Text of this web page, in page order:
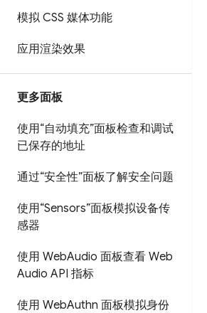
模拟 CSS 媒体功能
应用渲染效果
更多面板
使用“自动填充”面板检查和调试
已保存的地址
通过“安全性”面板了解安全问题
使用“Sensors”面板模拟设备传
感器
使用 WebAudio 面板查看 Web
Audio API 指标
使用 WebAuthn 面板模拟身份